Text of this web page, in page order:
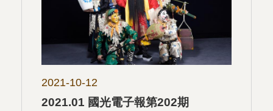
2021.01 國光電子報第202期
2021-10-12